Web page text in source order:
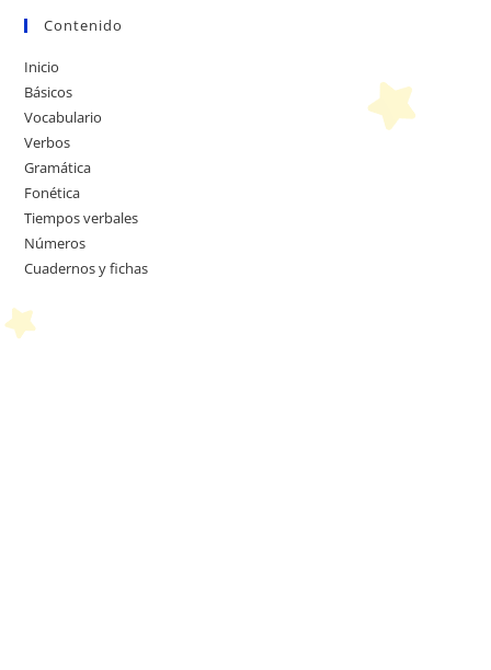
Contenido
Inicio
Básicos
Vocabulario
Verbos
Gramática
Fonética
Tiempos verbales
Números
Cuadernos y fichas